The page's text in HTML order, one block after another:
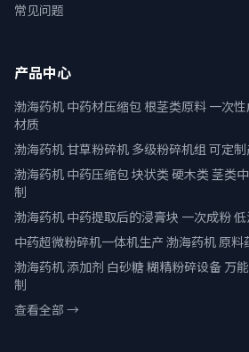
常见问题
产品中心
渤海药机 中药材压缩包 根茎类原料 一次
材质
渤海药机 甘草粉碎机 多级粉碎机组 可定
渤海药机 中药压缩包 块状类 硬木类 茎类
制
渤海药机 中药提取后的浸膏块 一次成粉
中药超微粉碎机一体机生产 渤海药机 原料
渤海药机 添加剂 白砂糖 糊精粉碎设备 万
制
查看全部 →